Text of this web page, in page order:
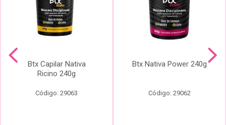
Btx Capilar Nativa
Ricino 240g
Código: 29063
Btx Nativa Power 240g
Código: 29062